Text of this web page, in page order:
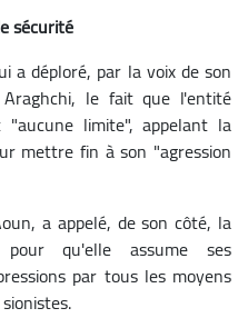
sécurité
a déploré, par la voix de son
le fait que l'entité
limite", appelant la
mettre fin à son "agression
a appelé, de son côté, la
pour qu'elle assume ses
par tous les moyens